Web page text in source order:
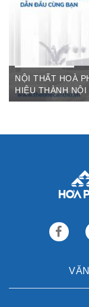
NỘI THẤT HOÀ
HIỆU THÀNH